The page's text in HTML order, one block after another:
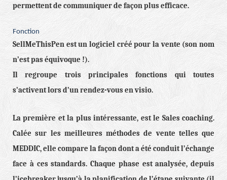
permettent de communiquer de façon plus efficace.
Fonction
SellMeThisPen est un logiciel créé pour la vente (son nom
n’est pas équivoque !).
Il regroupe trois principales fonctions qui toutes
s’activent lors d’un rendez-vous en visio.
La première et la plus intéressante, est le Sales coaching.
Calée sur les meilleures méthodes de vente telles que
MEDDIC, elle compare la façon dont a été conduit l’échange
face à ces standards. Chaque phase est analysée, depuis